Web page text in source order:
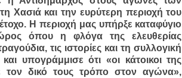
Χασιά και την ευρύτερη περιοχή του
Η περιοχή μας υπήρξε καταφύγιο
όπου η φλόγα της ελευθερίας
τις ιστορίες και τη συλλογική
υπογράμμισε ότι «οι κάτοικοι της
τον δικό τους τρόπο στον αγώνα»,